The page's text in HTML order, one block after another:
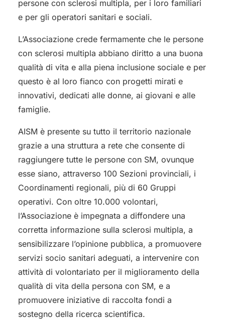
persone con sclerosi multipla, per i loro familiari
e per gli operatori sanitari e sociali.
L’Associazione crede fermamente che le persone
con sclerosi multipla abbiano diritto a una buona
qualità di vita e alla piena inclusione sociale e per
questo è al loro fianco con progetti mirati e
innovativi, dedicati alle donne, ai giovani e alle
famiglie.
AISM è presente su tutto il territorio nazionale
grazie a una struttura a rete che consente di
raggiungere tutte le persone con SM, ovunque
esse siano, attraverso 100 Sezioni provinciali, i
Coordinamenti regionali, più di 60 Gruppi
operativi. Con oltre 10.000 volontari,
l’Associazione è impegnata a diffondere una
corretta informazione sulla sclerosi multipla, a
sensibilizzare l’opinione pubblica, a promuovere
servizi socio sanitari adeguati, a intervenire con
attività di volontariato per il miglioramento della
qualità di vita della persona con SM, e a
promuovere iniziative di raccolta fondi a
sostegno della ricerca scientifica.